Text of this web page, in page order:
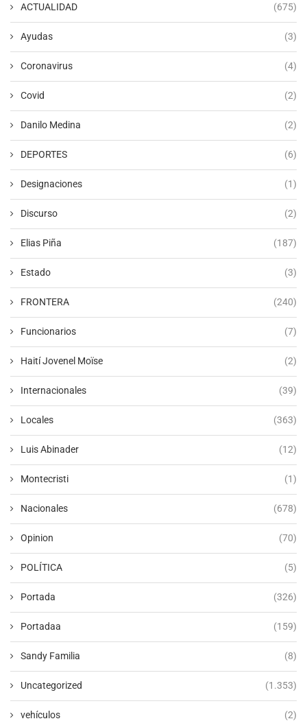
ACTUALIDAD (675)
Ayudas (3)
Coronavirus (4)
Covid (2)
Danilo Medina (2)
DEPORTES (6)
Designaciones (1)
Discurso (2)
Elias Piña (187)
Estado (3)
FRONTERA (240)
Funcionarios (7)
Haití Jovenel Moïse (2)
Internacionales (39)
Locales (363)
Luis Abinader (12)
Montecristi (1)
Nacionales (678)
Opinion (70)
POLÍTICA (5)
Portada (326)
Portadaa (159)
Sandy Familia (8)
Uncategorized (1.353)
vehículos (2)